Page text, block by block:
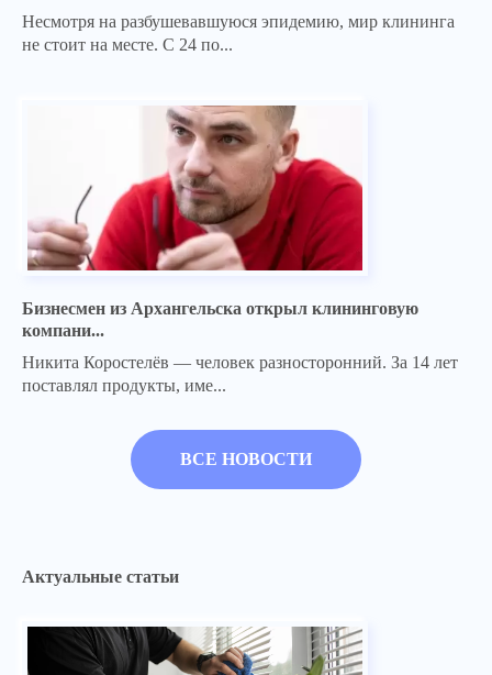
Несмотря на разбушевавшуюся эпидемию, мир клининга
не стоит на месте. С 24 по...
Бизнесмен из Архангельска открыл клининговую
компани...
Никита Коростелёв — человек разносторонний. За 14 лет
поставлял продукты, име...
ВСЕ НОВОСТИ
Актуальные статьи